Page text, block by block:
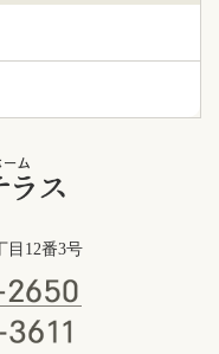
目12番3号